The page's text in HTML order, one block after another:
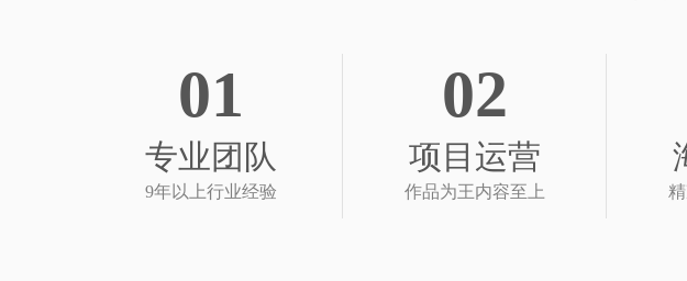
01
专业团队
9年以上行业经验
02
项目运营
作品为王内容至上